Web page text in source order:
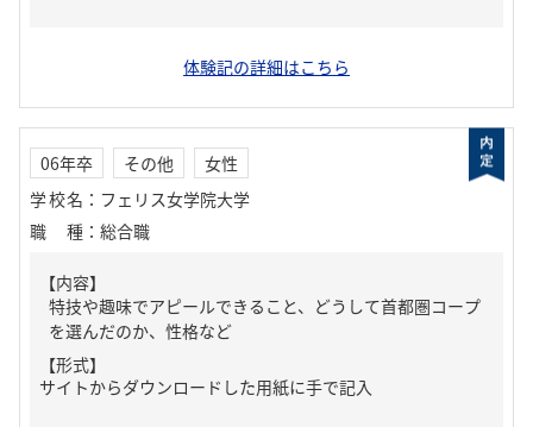
体験記の詳細はこちら
06年卒 その他
女性
学校名 ： フェリス女学院大学
職種 ： 総合職
【内容】
特技や趣味でアピールできること、どうして首都圏コープ
を選んだのか、性格など
【形式】
サイトからダウンロードした用紙に手で記入